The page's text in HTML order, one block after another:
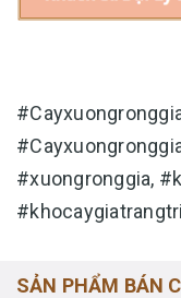
#xuongronggia,
SẢN PHẨM BÁN